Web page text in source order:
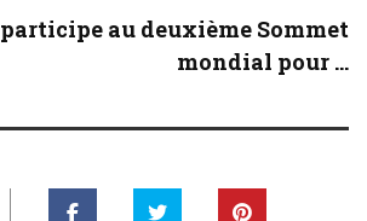
au deuxième Sommet
mondial pour ...